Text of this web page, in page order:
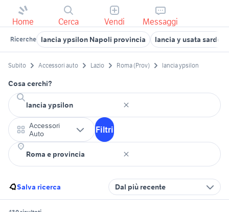
Home Cerca Vendi Messaggi
Ricerche lancia ypsilon Napoli provincia lancia y usata
Subito Accessori auto Lazio Roma (Prov) lancia ypsilon
Cosa cerchi?
Accessori
Auto
Filtri
Salva ricerca Dal più recente